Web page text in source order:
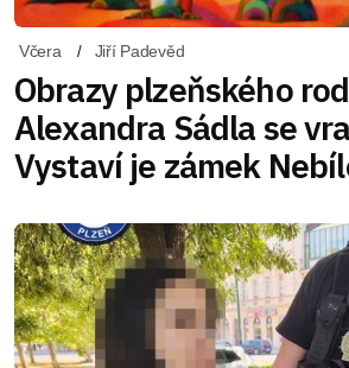
Včera Jiří Padevěd
Obrazy plzeňského
Alexandra Sádla se
Vystaví je zámek